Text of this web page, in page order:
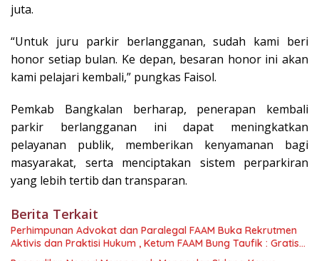
juta.
“Untuk juru parkir berlangganan, sudah kami beri
honor setiap bulan. Ke depan, besaran honor ini akan
kami pelajari kembali,” pungkas Faisol.
Pemkab Bangkalan berharap, penerapan kembali
parkir berlangganan ini dapat meningkatkan
pelayanan publik, memberikan kenyamanan bagi
masyarakat, serta menciptakan sistem perparkiran
yang lebih tertib dan transparan.
Berita Terkait
Perhimpunan Advokat dan Paralegal FAAM Buka Rekrutmen
Aktivis dan Praktisi Hukum , Ketum FAAM Bung Taufik : Gratis…